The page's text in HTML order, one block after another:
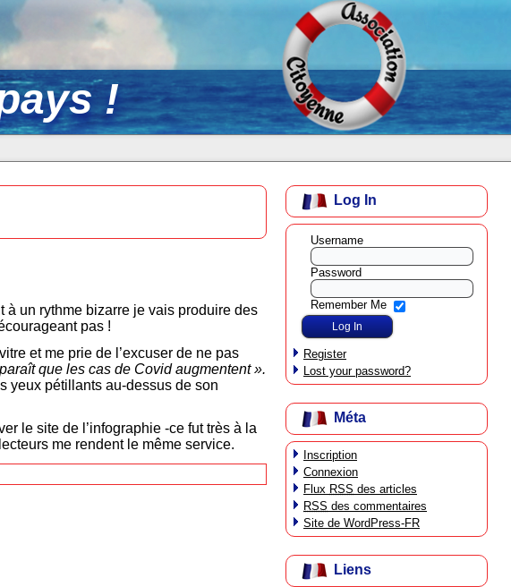
!
à un rythme bizarre je vais produire des
pas !
et me prie de l’excuser de ne pas
que les cas de Covid augmentent ».
yeux pétillants au-dessus de son
le site de l’infographie -ce fut très à la
me rendent le même service.
Log In
Username
Password
Remember Me
Register
Lost your password?
Méta
Inscription
Connexion
Flux RSS des articles
RSS des commentaires
Site de WordPress-FR
Liens